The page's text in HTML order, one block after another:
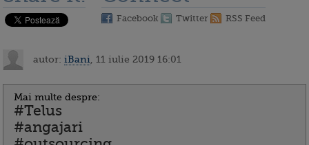
Facebook Twitter RSS Feed
autor: iBani , 11 iulie 2019 16:01
Mai multe despre:
#Telus
#angajari